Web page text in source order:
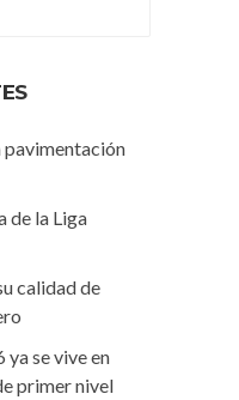
pavimentación
de la Liga
calidad de
ya se vive en
primer nivel